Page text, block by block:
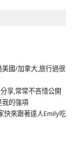
國/加拿大,旅行過很
享,常常不吝惜公開
我的強項
快來跟著達人Emily吃